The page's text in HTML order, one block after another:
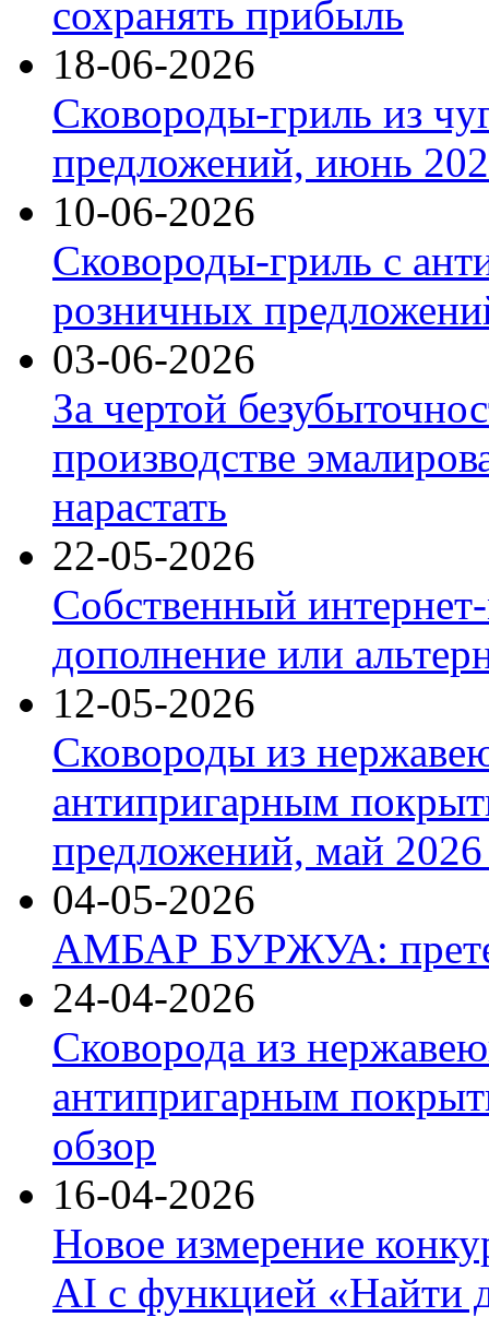
сохранять прибыль
18-06-2026
Сковороды-гриль из
предложений, июнь
10-06-2026
Сковороды-гриль с
розничных
03-06-2026
За чертой
производстве
нарастать
22-05-2026
Собственный
дополнение или
12-05-2026
Сковороды из
антипригарным
предложений, май 2026
04-05-2026
АМБАР БУРЖУА:
24-04-2026
Сковорода из
антипригарным
обзор
16-04-2026
Новое измерение
AI с функцией «Найти